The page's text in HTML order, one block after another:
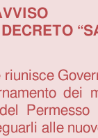
dei
alle